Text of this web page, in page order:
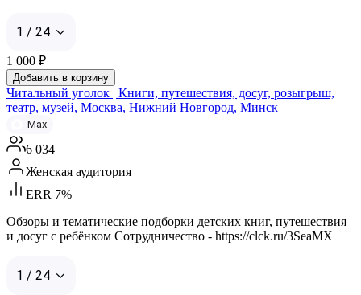
1 / 24
1 000 ₽
Добавить в корзину
Читальный уголок | Книги, путешествия, досуг, розыгрыш,
театр, музей, Москва, Нижний Новгород, Минск
Max
6 034
Женская аудитория
ERR 7%
Обзоры и тематические подборки детских книг, путешествия
и досуг с ребёнком Сотрудничество - https://clck.ru/3SeaMX
1 / 24